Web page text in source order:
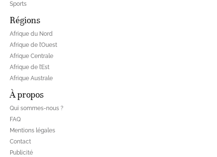
Sports
Régions
Afrique du Nord
Afrique de l’Ouest
Afrique Centrale
Afrique de l’Est
Afrique Australe
À propos
Qui sommes-nous ?
FAQ
Mentions légales
Contact
Publicité